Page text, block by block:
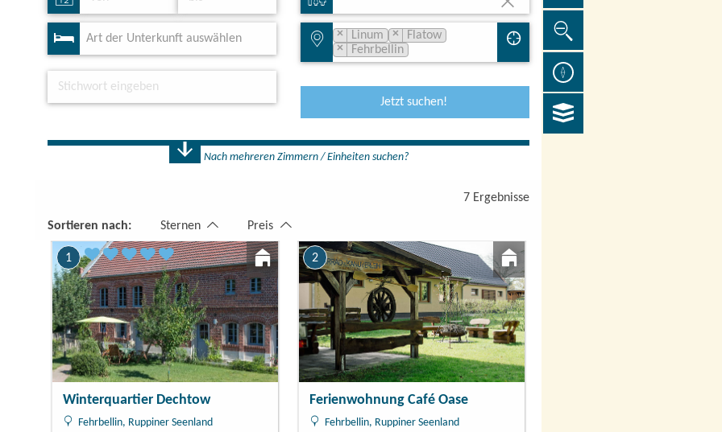
Art der Unterkunft auswählen × Linum ×
Flatow
×
Fehrbellin
Jetzt suchen!
Nach mehreren Zimmern / Einheiten suchen?
1 Zimmer
7 Ergebnisse
Sortieren nach: Sternen Preis
1
Winterquartier Dechtow
Fehrbellin, Ruppiner Seenland
2
Ferienwohnung Café Oase
Fehrbellin, Ruppiner Seenland